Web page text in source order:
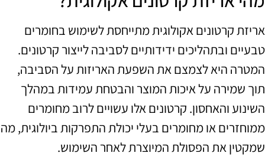
אריזת קרטונים אקולוגית מתייחסת לשימוש בחומרים
טבעיים ובתהליכים ידידותיים לסביבה לייצור קרטונים.
המטרה היא לצמצם את השפעת האריזות על הסביבה,
תוך שמירה על איכות המוצר והבטחת עמידות במהלך
השינוע והאחסון. קרטונים אלו עשויים לרוב מחומרים
ממוחזרים או מחומרים בעלי יכולת התפרקות ביולוגית, מה
שמקטין את הפסולת המיוצרת לאחר השימוש.